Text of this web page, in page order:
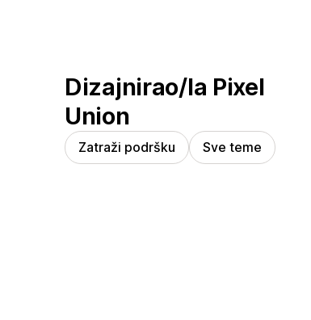
Dizajnirao/la Pixel
Union
Zatraži podršku Sve teme